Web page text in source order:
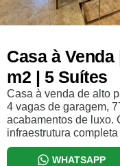
Casa à
m2 | 5 Suítes
Casa à venda de alto
4 vagas de garagem,
acabamentos de luxo.
infraestrutura
WHATSAPP